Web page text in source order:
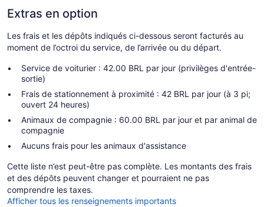
Extras en option
Les frais et les dépôts indiqués ci-dessous seront facturés au
moment de l’octroi du service, de l’arrivée ou du départ.
Service de voiturier : 42.00 BRL par jour (privilèges d'entrée-
sortie)
Frais de stationnement à proximité : 42 BRL par jour (à 3 pi;
ouvert 24 heures)
Animaux de compagnie : 60.00 BRL par jour et par animal de
compagnie
Aucuns frais pour les animaux d'assistance
Cette liste n’est peut-être pas complète. Les montants des frais
et des dépôts peuvent changer et pourraient ne pas
comprendre les taxes.
Afficher tous les renseignements importants